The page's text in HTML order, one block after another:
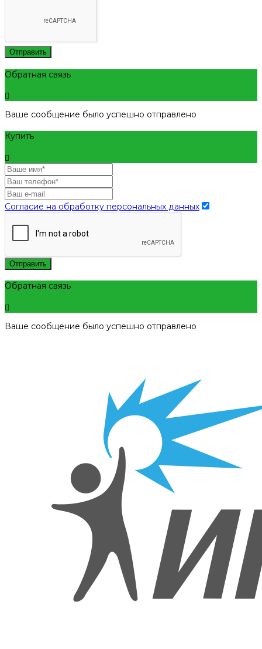
Отправить
Обратная связь
Ваше сообщение было успешно отправлено
Купить
Согласие на обработку персональных данных
Отправить
Обратная связь
Ваше сообщение было успешно отправлено